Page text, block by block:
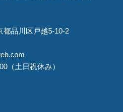
品川区戸越5-10-2
（土日祝休み）